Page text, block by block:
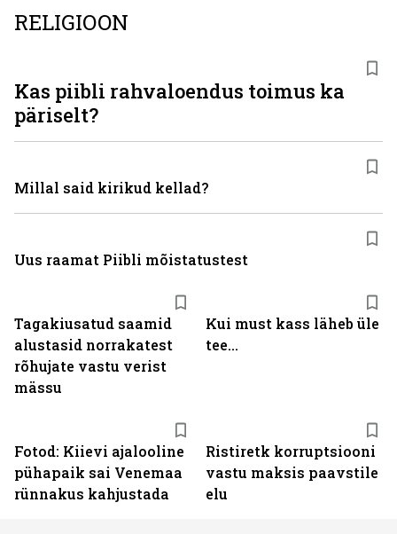
RELIGIOON
Tagakiusatud saamid
alustasid norrakatest
rõhujate vastu verist
mässu
Kui must kass läheb üle
tee...
Fotod: Kiievi ajalooline
pühapaik sai Venemaa
rünnakus kahjustada
Ristiretk korruptsiooni
vastu maksis paavstile
elu
Kas piibli rahvaloendus toimus ka
päriselt?
Millal said kirikud kellad?
Uus raamat Piibli mõistatustest